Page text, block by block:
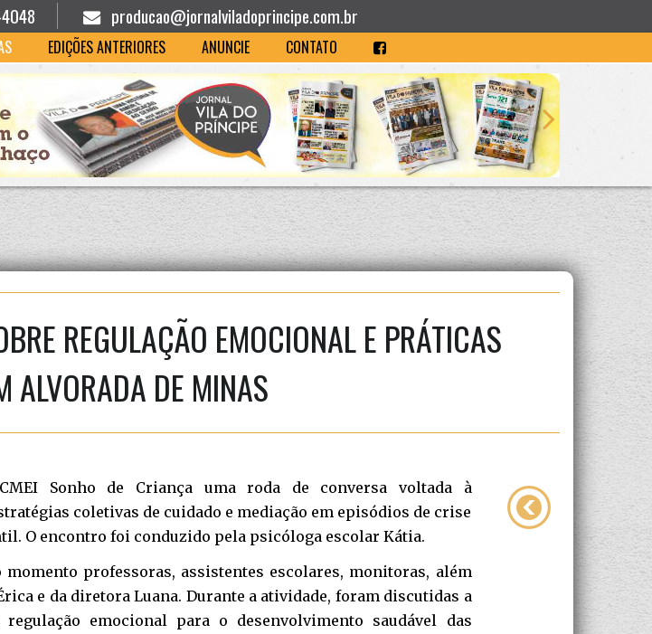
producao@jornalviladoprincipe.com.br
EDIÇÕES ANTERIORES ANUNCIE CONTATO
REGULAÇÃO EMOCIONAL E PRÁTICAS
ALVORADA DE MINAS
Sonho de Criança uma roda de conversa voltada à
coletivas de cuidado e mediação em episódios de crise
O encontro foi conduzido pela psicóloga escolar Kátia.
professoras, assistentes escolares, monitoras, além
e da diretora Luana. Durante a atividade, foram discutidas a
emocional para o desenvolvimento saudável das